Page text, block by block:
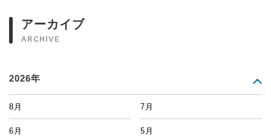
アーカイブ
ARCHIVE
2026年
8月 7月
6月 5月